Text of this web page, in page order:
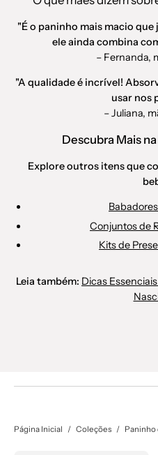
"É o paninho mais macio
ele ainda combina
– Fernanda,
"A qualidade é incrível!
usar nos
– Juliana,
Descubra Mais
Explore outros itens que
Conjuntos de
Kits de
Leia também: Dicas
Página Inicial / Coleções / Paninho